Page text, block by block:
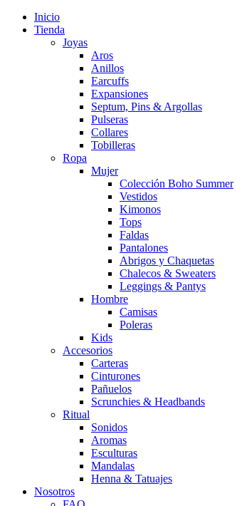
Inicio
Tienda
Joyas
Aros
Anillos
Earcuffs
Expansiones
Septum, Pins & Argollas
Pulseras
Collares
Tobilleras
Ropa
Mujer
Colección Boho Summer
Vestidos
Kimonos
Tops
Faldas
Pantalones
Abrigos y Chaquetas
Chalecos & Sweaters
Leggings & Pantys
Hombre
Camisas
Poleras
Kids
Accesorios
Carteras
Cinturones
Pañuelos
Scrunchies & Headbands
Ritual
Sonidos
Aromas
Esculturas
Mandalas
Henna & Tatuajes
Nosotros